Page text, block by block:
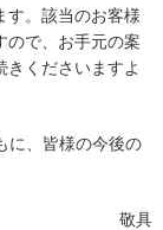
す。該当のお客様
ので、お手元の案
きくださいますよ
に、皆様の今後の
敬具